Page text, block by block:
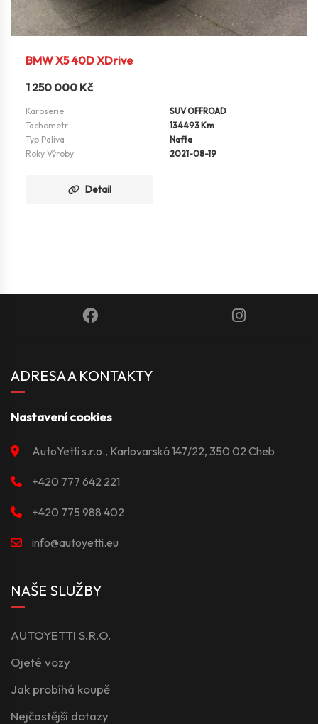
BMW X5 40D XDrive
1 250 000 Kč
Karoserie
SUV OFFROAD
Tachometr
134493 Km
Typ Paliva
Nafta
Roky Výroby
2021-08-19
Detail
ADRESA A KONTAKTY
Nastavení cookies
AutoYetti s.r.o., Karlovarská 147/22, 350 02 Cheb
+420 777 642 221
+420 775 988 402
info@autoyetti.eu
NAŠE SLUŽBY
AUTOYETTI S.R.O.
Ojeté vozy
Jak probíhá koupě
Nejčastější dotazy